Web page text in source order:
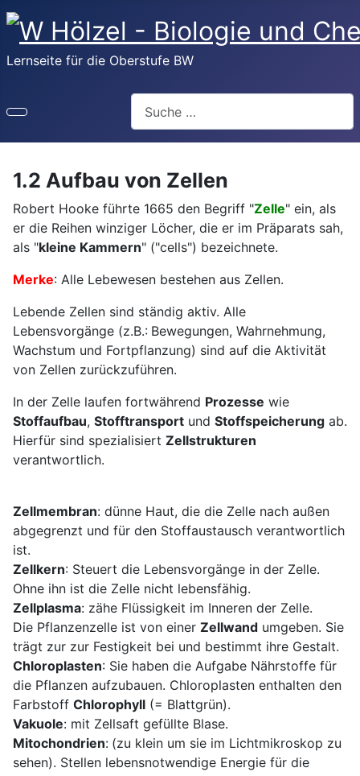
Lernseite für die Oberstufe BW
1.2 Aufbau von Zellen
Robert Hooke führte 1665 den Begriff "Zelle" ein, als
er die Reihen winziger Löcher, die er im Präparats sah,
als "kleine Kammern" ("cells") bezeichnete.
Merke: Alle Lebewesen bestehen aus Zellen.
Lebende Zellen sind ständig aktiv. Alle
Lebensvorgänge (z.B.: Bewegungen, Wahrnehmung,
Wachstum und Fortpflanzung) sind auf die Aktivität
von Zellen zurückzuführen.
In der Zelle laufen fortwährend Prozesse wie
Stoffaufbau, Stofftransport und Stoffspeicherung ab.
Hierfür sind spezialisiert Zellstrukturen
verantwortlich.
Zellmembran: dünne Haut, die die Zelle nach außen
abgegrenzt und für den Stoffaustausch verantwortlich
ist.
Zellkern: Steuert die Lebensvorgänge in der Zelle.
Ohne ihn ist die Zelle nicht lebensfähig.
Zellplasma: zähe Flüssigkeit im Inneren der Zelle.
Die Pflanzenzelle ist von einer Zellwand umgeben. Sie
trägt zur zur Festigkeit bei und bestimmt ihre Gestalt.
Chloroplasten: Sie haben die Aufgabe Nährstoffe für
die Pflanzen aufzubauen. Chloroplasten enthalten den
Farbstoff Chlorophyll (= Blattgrün).
Vakuole: mit Zellsaft gefüllte Blase.
Mitochondrien: (zu klein um sie im Lichtmikroskop zu
sehen). Stellen lebensnotwendige Energie für die